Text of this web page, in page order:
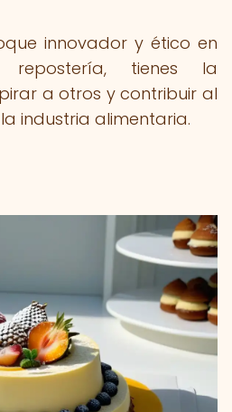
innovador y ético en
tienes la
a otros y contribuir al
industria alimentaria.